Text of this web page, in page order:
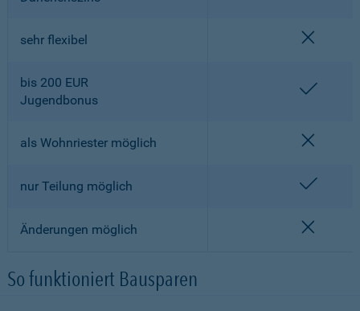
sehr flexibel
bis 200 EUR
Jugendbonus
als Wohnriester möglich
nur Teilung möglich
Änderungen möglich
So funktioniert Bausparen